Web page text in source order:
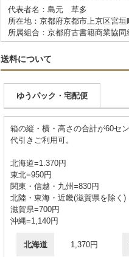
代表者名：島元 草多
所在地：京都府京都市上京区宮垣
所属組合：京都府古書籍商業協同
送料について
ゆうパック・宅配便
箱の縦・横・高さの合計が60セ
代引きご利用可。
北海道=1.370円
東北=950円
関東・信越・九州=830円
北陸・東海・近畿(滋賀県を除く)
滋賀県=700円
沖縄=1,140円
北海道 1,370円